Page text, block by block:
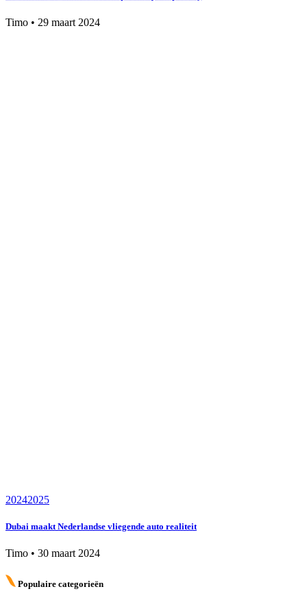
Timo • 29 maart 2024
20242025
Dubai maakt Nederlandse vliegende auto realiteit
Timo • 30 maart 2024
Populaire categorieën